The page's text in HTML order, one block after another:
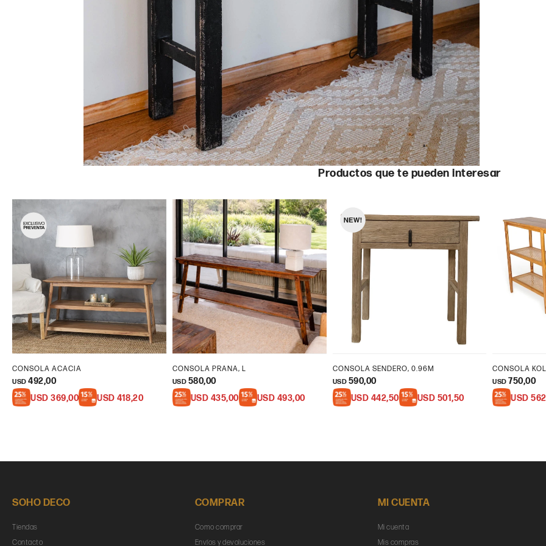
Productos que te pueden interesar
CONSOLA ACACIA
USD 492,00
USD 369,00 USD 418,20
CONSOLA PRANA, L
USD 580,00
USD 435,00 USD 493,00
CONSOLA SENDERO, 0.96M
USD 590,00
USD 442,50 USD 501,50
CONSOLA
USD 750,00
USD
SOHO DECO
Tiendas
Contacto
COMPRAR
Como comprar
Envíos y devoluciones
MI CUENTA
Mi cuenta
Mis compras